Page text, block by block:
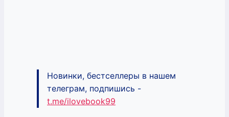
Новинки, бестселлеры в нашем
телеграм, подпишись -
t.me/ilovebook99